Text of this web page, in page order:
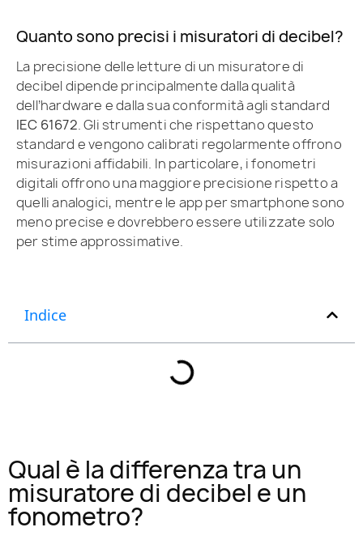
Quanto sono precisi i misuratori di decibel?
La precisione delle letture di un misuratore di
decibel dipende principalmente dalla qualità
dell’hardware e dalla sua conformità agli standard
IEC 61672. Gli strumenti che rispettano questo
standard e vengono calibrati regolarmente offrono
misurazioni affidabili. In particolare, i fonometri
digitali offrono una maggiore precisione rispetto a
quelli analogici, mentre le app per smartphone sono
meno precise e dovrebbero essere utilizzate solo
per stime approssimative.
Indice
Qual è la differenza tra un
misuratore di decibel e un
fonometro?